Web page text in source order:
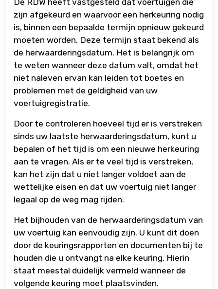
De RDW heeft vastgesteld dat voertuigen die
zijn afgekeurd en waarvoor een herkeuring nodig
is, binnen een bepaalde termijn opnieuw gekeurd
moeten worden. Deze termijn staat bekend als
de herwaarderingsdatum. Het is belangrijk om
te weten wanneer deze datum valt, omdat het
niet naleven ervan kan leiden tot boetes en
problemen met de geldigheid van uw
voertuigregistratie.
Door te controleren hoeveel tijd er is verstreken
sinds uw laatste herwaarderingsdatum, kunt u
bepalen of het tijd is om een nieuwe herkeuring
aan te vragen. Als er te veel tijd is verstreken,
kan het zijn dat u niet langer voldoet aan de
wettelijke eisen en dat uw voertuig niet langer
legaal op de weg mag rijden.
Het bijhouden van de herwaarderingsdatum van
uw voertuig kan eenvoudig zijn. U kunt dit doen
door de keuringsrapporten en documenten bij te
houden die u ontvangt na elke keuring. Hierin
staat meestal duidelijk vermeld wanneer de
volgende keuring moet plaatsvinden.